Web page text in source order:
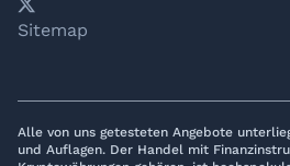
YouTube
𝕏LinkedIn
Telegram
Sitemap
Alle von uns getesteten Angebote
und Auflagen. Der Handel mit